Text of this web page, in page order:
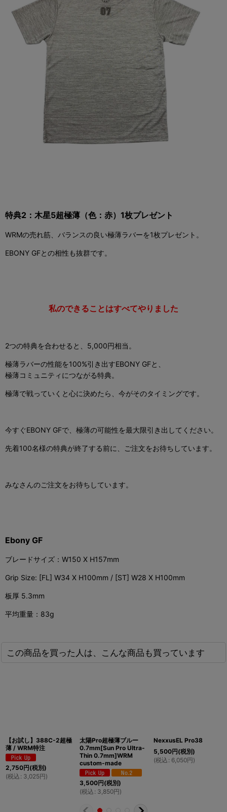
特典2 ：木星5超極薄（色：赤） 1枚プレゼント
WRMの売れ筋、バランスの良い極薄ラバーを1枚プレゼント。
EBONY GFとの相性も抜群です。
私のできることはすべてやりました
2つの特典を合わせると、5,000円相当。
極薄ラバーの性能を100%引き出すEBONY GFと、
極薄コミュニティにつながる特典。
極薄で戦っていくと心に決めたら、今がそのタイミングです。
今すぐEBONY GFで、極薄の可能性を最大限引き出してください。
先着100名様の特典が終了する前に、ご注文をお待ちしています。
みなさんのご注文をお待ちしています。
Ebony GF
ブレードサイズ：W150 X H157mm
Grip Size: [FL] W34 X H100mm / [ST] W28 X H100mm
板厚 5.3mm
平均重量：83g
この商品を買った人は、こんな商品も買っています
【お試し】388C-2超極
薄 / WRM特注
2,750円(税別)
(税込 : 3,025円)
太陽Pro超極薄ブルー
0.7mm[Sun Pro Ultra-
Thin 0.7mm]WRM
custom-made
3,500円(税別)
(税込 : 3,850円)
NexxusEL Pro38
5,500円(税別)
(税込 : 6,050円)